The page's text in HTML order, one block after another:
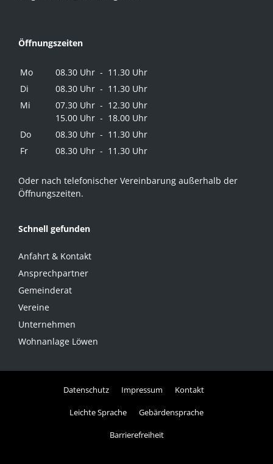
Öffnungszeiten
Mo
08.30 Uhr - 11.30 Uhr
Di
08.30 Uhr - 11.30 Uhr
Mi
07.30 Uhr - 12.30 Uhr
15.00 Uhr - 18.00 Uhr
Do
08.30 Uhr - 11.30 Uhr
Fr
08.30 Uhr - 11.30 Uhr
Oder nach telefonischer Vereinbarung außerhalb der
Öffnungszeiten.
Schnell gefunden
Anfahrt & Kontakt
Ansprechpartner
Gemeinderat
Vereine
Unternehmen
Wohnanlage Löwen
Datenschutz Impressum Kontakt
Leichte Sprache Gebärdensprache
Barrierefreiheit